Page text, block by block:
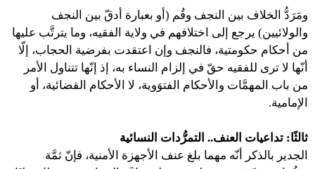
ومَرَدُّ الخلاف بين النجف وقُم (أو بعبارة أدقّ بين النجف
والولائيين) يرجع إلى اختلافهم في ولاية الفقيه، وما يترتَّب عليها
من أحكام حكومتية، فالنجف وإن اعتقدت بفرضية الحجاب، إلّا
أنّها لا ترى للفقيه حقّ في إلزام النساء به، إذ إنّها تتناول الأمر
من باب المهمَّات والأحكام الفتوَوية، لا الأحكام القضائية، أو
الإمامية.
ثالثًا: تداعيات العنف.. التمرُّدات النسائية
الجدير بالذكر أنّه مهما بلغ عنف الأجهزة الأمنية، فإنّ ثمَّة